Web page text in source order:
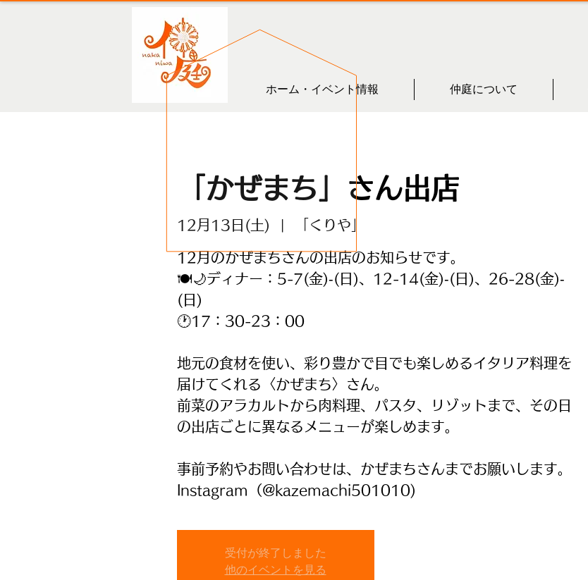
ホーム・イベント情報 仲庭について
「かぜまち」さん出店
12月13日(土) 「くりや」
12月のかぜまちさんの出店のお知らせです。
🍽️🌙ディナー：5-7(金)‐(日)、12-14(金)‐(日)、26-28(金)‐
(日)
🕐17：30-23：00
地元の食材を使い、彩り豊かで目でも楽しめるイタリア料理を
届けてくれる〈かぜまち〉さん。
前菜のアラカルトから肉料理、パスタ、リゾットまで、その日
の出店ごとに異なるメニューが楽しめます。
事前予約やお問い合わせは、かぜまちさんまでお願いします。
Instagram（@kazemachi501010)
受付が終了しました
他のイベントを見る